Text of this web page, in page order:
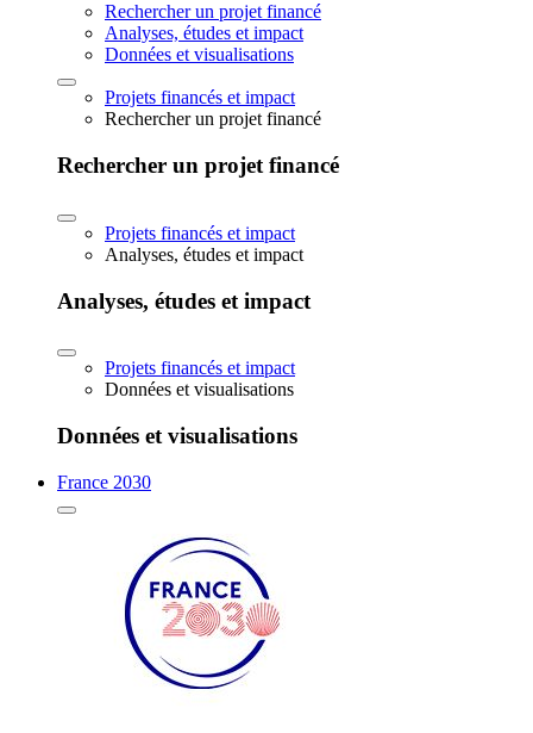
Rechercher un projet financé
Analyses, études et impact
Données et visualisations
Projets financés et impact
Rechercher un projet financé
Rechercher un projet financé
Projets financés et impact
Analyses, études et impact
Analyses, études et impact
Projets financés et impact
Données et visualisations
Données et visualisations
France 2030